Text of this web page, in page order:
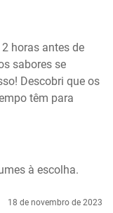
horas antes de
sabores se
Descobri que os
têm para
à escolha.
18 de novembro de 2023